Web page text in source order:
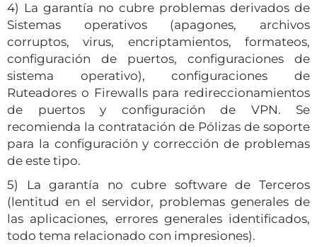
4) La garantía no cubre problemas derivados de
Sistemas operativos (apagones, archivos
corruptos, virus, encriptamientos, formateos,
configuración de puertos, configuraciones de
sistema operativo), configuraciones de
Ruteadores o Firewalls para redireccionamientos
de puertos y configuración de VPN. Se
recomienda la contratación de Pólizas de soporte
para la configuración y corrección de problemas
de este tipo.
5) La garantía no cubre software de Terceros
(lentitud en el servidor, problemas generales de
las aplicaciones, errores generales identificados,
todo tema relacionado con impresiones).